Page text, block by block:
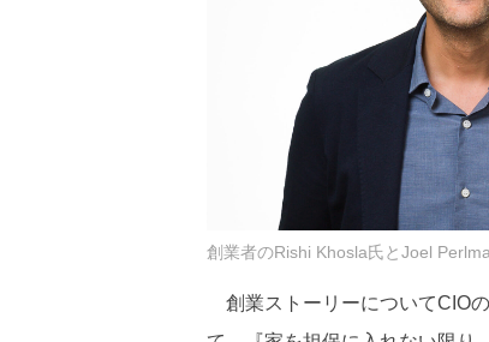
創業者のRishi Khosla氏とJoel
創業ストーリーについてCIO